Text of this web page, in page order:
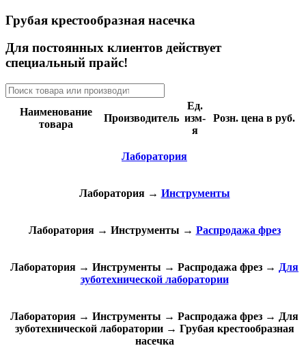
Грубая крестообразная насечка
Для постоянных клиентов действует
специальный прайс!
Наименование
товара
Производитель
Ед.
изм-
я
Розн. цена в руб.
Лаборатория
Лаборатория→ Инструменты
Лаборатория→ Инструменты → Распродажа фрез
Лаборатория → Инструменты → Распродажа фрез → Для
зуботехнической лаборатории
Лаборатория → Инструменты → Распродажа фрез → Для
зуботехнической лаборатории→ Грубая крестообразная
насечка